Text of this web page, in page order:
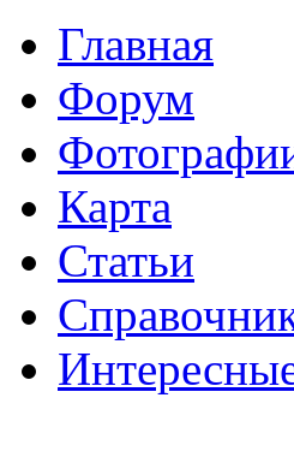
Главная
Форум
Карта
Статьи